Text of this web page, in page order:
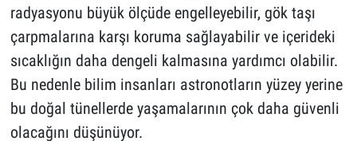
radyasyonu büyük ölçüde engelleyebilir, gök taşı
çarpmalarına karşı koruma sağlayabilir ve içerideki
sıcaklığın daha dengeli kalmasına yardımcı olabilir.
Bu nedenle bilim insanları astronotların yüzey yerine
bu doğal tünellerde yaşamalarının çok daha güvenli
olacağını düşünüyor.